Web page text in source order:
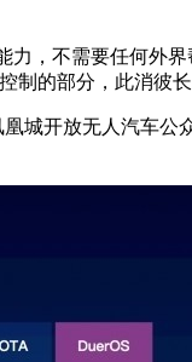
不需要任何外
制的部分，此消彼长
开放无人汽车公